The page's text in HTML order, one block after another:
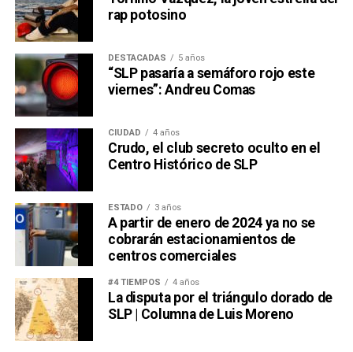
rap potosino
DESTACADAS 5 años
“SLP pasaría a semáforo rojo este
viernes”: Andreu Comas
CIUDAD 4 años
Crudo, el club secreto oculto en el
Centro Histórico de SLP
ESTADO 3 años
A partir de enero de 2024 ya no se
cobrarán estacionamientos de
centros comerciales
#4 TIEMPOS 4 años
La disputa por el triángulo dorado de
SLP | Columna de Luis Moreno